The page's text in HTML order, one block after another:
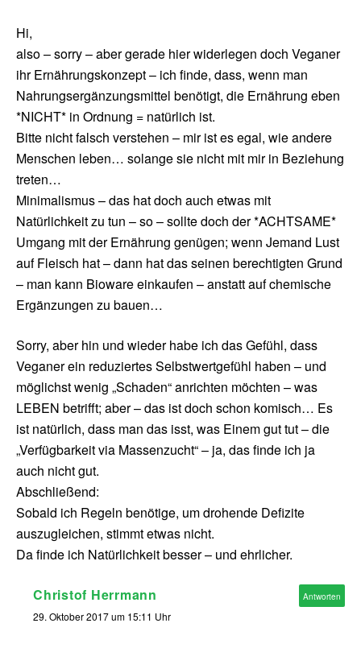
Hi,
also – sorry – aber gerade hier widerlegen doch Veganer
ihr Ernährungskonzept – ich finde, dass, wenn man
Nahrungsergänzungsmittel benötigt, die Ernährung eben
*NICHT* in Ordnung = natürlich ist.
Bitte nicht falsch verstehen – mir ist es egal, wie andere
Menschen leben… solange sie nicht mit mir in Beziehung
treten…
Minimalismus – das hat doch auch etwas mit
Natürlichkeit zu tun – so – sollte doch der *ACHTSAME*
Umgang mit der Ernährung genügen; wenn Jemand Lust
auf Fleisch hat – dann hat das seinen berechtigten Grund
– man kann Bioware einkaufen – anstatt auf chemische
Ergänzungen zu bauen…
Sorry, aber hin und wieder habe ich das Gefühl, dass
Veganer ein reduziertes Selbstwertgefühl haben – und
möglichst wenig „Schaden“ anrichten möchten – was
LEBEN betrifft; aber – das ist doch schon komisch… Es
ist natürlich, dass man das isst, was Einem gut tut – die
„Verfügbarkeit via Massenzucht“ – ja, das finde ich ja
auch nicht gut.
Abschließend:
Sobald ich Regeln benötige, um drohende Defizite
auszugleichen, stimmt etwas nicht.
Da finde ich Natürlichkeit besser – und ehrlicher.
Christof Herrmann
29. Oktober 2017 um 15:11 Uhr
Antworten